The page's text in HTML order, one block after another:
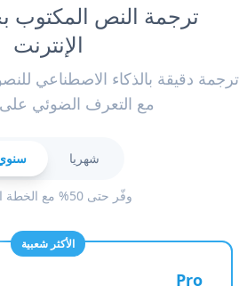
ترجمة النص المكتوب
الإنترنت
ترجمة دقيقة بالذكاء الاصطناعي
مع التعرف الضوئي
شهريا
وفّر حتى 50% مع الخطة السنوية
الأكثر شعبية
Pro